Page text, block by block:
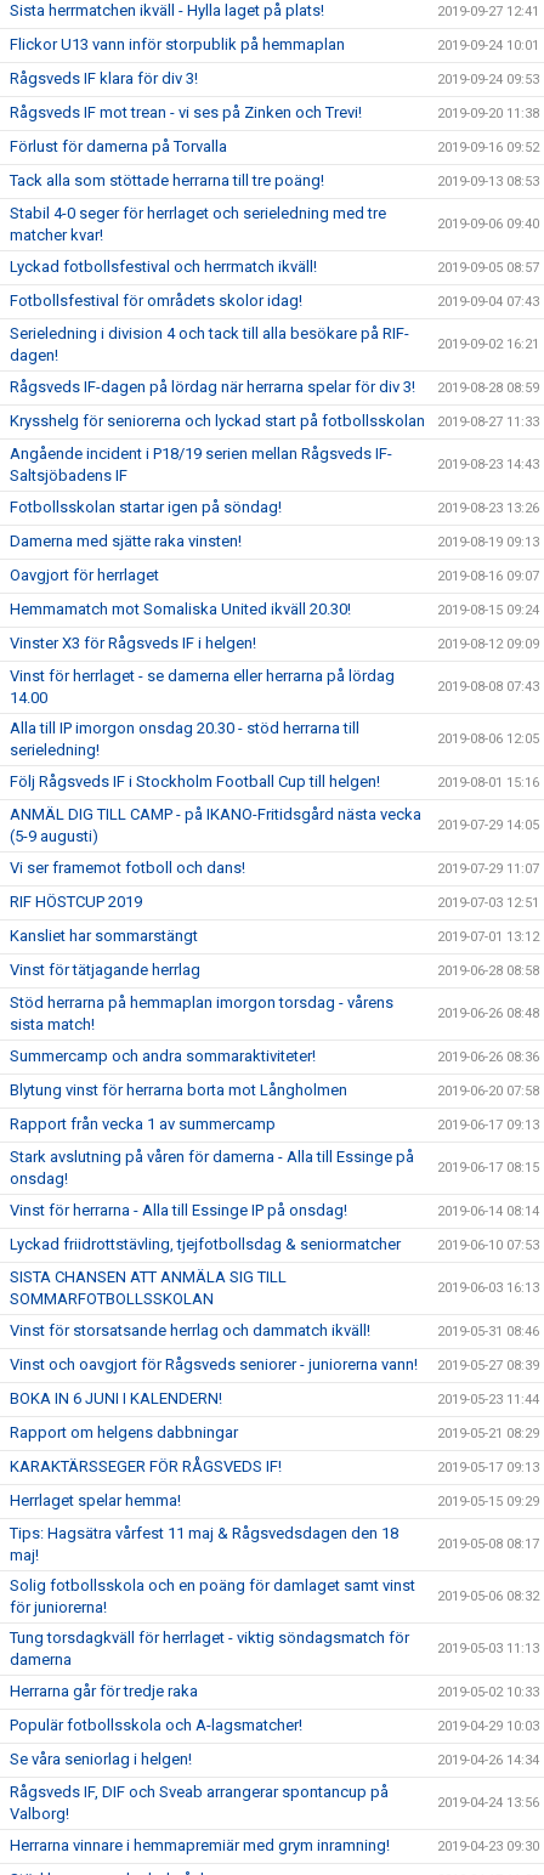
Sista herrmatchen ikväll - Hylla laget på plats! 2019-09-27 12:41
Flickor U13 vann inför storpublik på hemmaplan 2019-09-24 10:01
Rågsveds IF klara för div 3! 2019-09-24 09:53
Rågsveds IF mot trean - vi ses på Zinken och Trevi! 2019-09-20 11:38
Förlust för damerna på Torvalla 2019-09-16 09:52
Tack alla som stöttade herrarna till tre poäng! 2019-09-13 08:53
Stabil 4-0 seger för herrlaget och serieledning med tre
matcher kvar!
2019-09-06 09:40
Lyckad fotbollsfestival och herrmatch ikväll! 2019-09-05 08:57
Fotbollsfestival för områdets skolor idag! 2019-09-04 07:43
Serieledning i division 4 och tack till alla besökare på RIF-
dagen!
2019-09-02 16:21
Rågsveds IF-dagen på lördag när herrarna spelar för div 3! 2019-08-28 08:59
Krysshelg för seniorerna och lyckad start på fotbollsskolan 2019-08-27 11:33
Angående incident i P18/19 serien mellan Rågsveds IF-
Saltsjöbadens IF
2019-08-23 14:43
Fotbollsskolan startar igen på söndag! 2019-08-23 13:26
Damerna med sjätte raka vinsten! 2019-08-19 09:13
Oavgjort för herrlaget 2019-08-16 09:07
Hemmamatch mot Somaliska United ikväll 20.30! 2019-08-15 09:24
Vinster X3 för Rågsveds IF i helgen! 2019-08-12 09:09
Vinst för herrlaget - se damerna eller herrarna på lördag
14.00
2019-08-08 07:43
Alla till IP imorgon onsdag 20.30 - stöd herrarna till
serieledning!
2019-08-06 12:05
Följ Rågsveds IF i Stockholm Football Cup till helgen! 2019-08-01 15:16
ANMÄL DIG TILL CAMP - på IKANO-Fritidsgård nästa vecka
(5-9 augusti)
2019-07-29 14:05
Vi ser framemot fotboll och dans! 2019-07-29 11:07
RIF HÖSTCUP 2019 2019-07-03 12:51
Kansliet har sommarstängt 2019-07-01 13:12
Vinst för tätjagande herrlag 2019-06-28 08:58
Stöd herrarna på hemmaplan imorgon torsdag - vårens
sista match!
2019-06-26 08:48
Summercamp och andra sommaraktiviteter! 2019-06-26 08:36
Blytung vinst för herrarna borta mot Långholmen 2019-06-20 07:58
Rapport från vecka 1 av summercamp 2019-06-17 09:13
Stark avslutning på våren för damerna - Alla till Essinge på
onsdag!
2019-06-17 08:15
Vinst för herrarna - Alla till Essinge IP på onsdag! 2019-06-14 08:14
Lyckad friidrottstävling, tjejfotbollsdag & seniormatcher 2019-06-10 07:53
SISTA CHANSEN ATT ANMÄLA SIG TILL
SOMMARFOTBOLLSSKOLAN
2019-06-03 16:13
Vinst för storsatsande herrlag och dammatch ikväll! 2019-05-31 08:46
Vinst och oavgjort för Rågsveds seniorer - juniorerna vann! 2019-05-27 08:39
BOKA IN 6 JUNI I KALENDERN! 2019-05-23 11:44
Rapport om helgens dabbningar 2019-05-21 08:29
KARAKTÄRSSEGER FÖR RÅGSVEDS IF! 2019-05-17 09:13
Herrlaget spelar hemma! 2019-05-15 09:29
Tips: Hagsätra vårfest 11 maj & Rågsvedsdagen den 18
maj!
2019-05-08 08:17
Solig fotbollsskola och en poäng för damlaget samt vinst
för juniorerna!
2019-05-06 08:32
Tung torsdagkväll för herrlaget - viktig söndagsmatch för
damerna
2019-05-03 11:13
Herrarna går för tredje raka 2019-05-02 10:33
Populär fotbollsskola och A-lagsmatcher! 2019-04-29 10:03
Se våra seniorlag i helgen! 2019-04-26 14:34
Rågsveds IF, DIF och Sveab arrangerar spontancup på
Valborg!
2019-04-24 13:56
Herrarna vinnare i hemmapremiär med grym inramning! 2019-04-23 09:30